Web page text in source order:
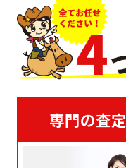
専門の査